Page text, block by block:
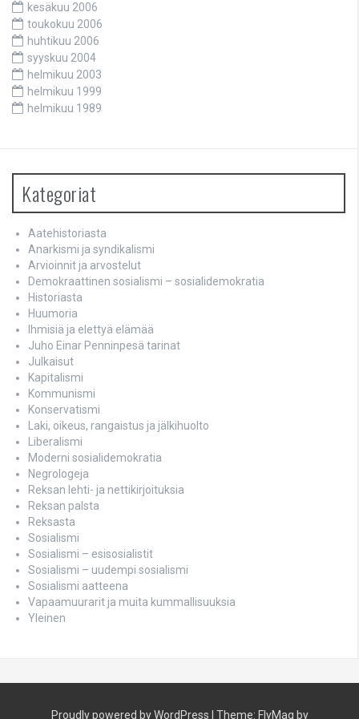
kesäkuu 2006
toukokuu 2006
huhtikuu 2006
syyskuu 2004
helmikuu 2003
helmikuu 1999
helmikuu 1989
Kategoriat
Aatehistoriasta
Anarkismi ja syndikalismi
Arvioinnit ja arvostelut
Demokraattinen sosialismi – sosialidemokratia
Historiasta
Huumoria
Ihmisiä ja elettyä elämää
Juho Einar Penninpesä tarinat
Julkaisut
Kapitalismi
Kommunismi
Konservatismi
Laki, oikeus, rangaistus ja jälkihuolto
Liberalismi
Moderni sosialidemokratia
Negrologeja
Reksan lehti- ja nettikirjoituksia
Reksan palsta
Reksasta
Sosialismi
Sosialismi – esisosialistit
Sosialismi – uudempi sosialismi
Sosialismi aatteena
Vapaamuurarit ja muita kummallisuuksia
Yleinen
Proudly powered by WordPress Theme: FlyMag by